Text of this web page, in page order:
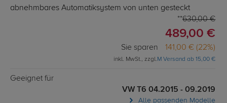
abnehmbares Automatiksystem von unten gesteckt
630,00 €
489,00 €
Sie sparen 141,00 € (22%)
inkl. MwSt., zzgl.M Versand ab 15,00 €
Geeignet für
VW T6 04.2015 - 09.2019
Alle passenden Modelle